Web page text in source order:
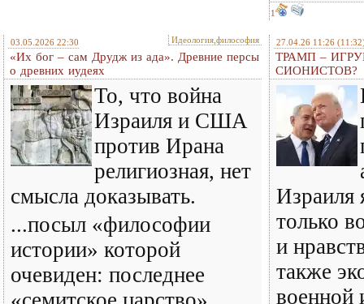
1
03.05.2026 22:30 Идеология,философия
«Их бог – сам Друдж из ада». Древние персы
о древних иудеях
То, что война
Израиля и США
против Ирана
религиозная, нет
смысла доказывать.
...посыл «философии
истории» которой
очевиден: последнее
27.04.26 11:26
ТРАМП –
СИОНИСТОВ?
Израиля
только
и
также
военной